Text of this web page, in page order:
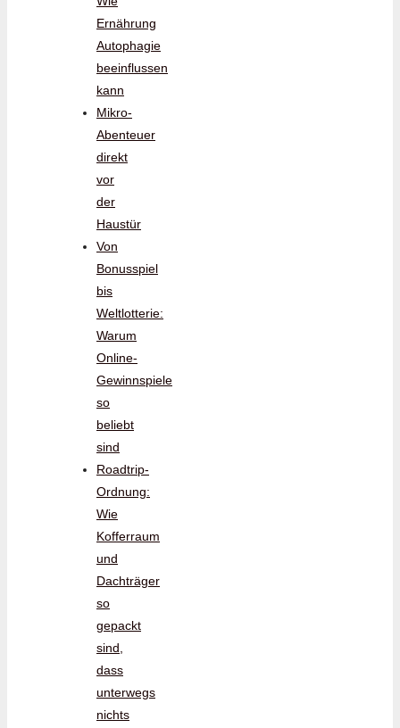
Ernährung
Autophagie
beeinflussen
kann
Mikro-
Abenteuer
direkt
vor
der
Haustür
Von
Bonusspiel
bis
Weltlotterie:
Warum
Online-
Gewinnspiele
so
beliebt
sind
Roadtrip-
Ordnung:
Wie
Kofferraum
und
Dachträger
so
gepackt
sind,
dass
unterwegs
nichts